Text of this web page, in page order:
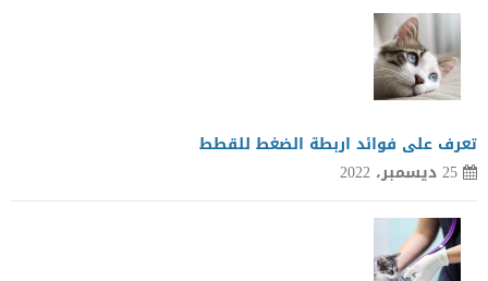
تعرف على فوائد اربطة الضغط للقطط
25 ديسمبر، 2022